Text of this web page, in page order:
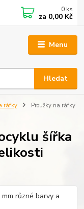
Menu
Hledat
0 ks
za 0,00 Kč
ráfky
Proužky na ráfky
šířka